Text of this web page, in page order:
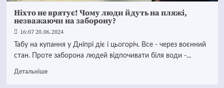
Ніхто не врятує! Чому люди йдуть на пляжі,
незважаючи на заборону?
16:07 20.06.2024
Табу на купання у Дніпрі діє і цьогоріч. Все - через воєнний
стан. Проте заборона людей відпочивати біля води -...
Детальніше